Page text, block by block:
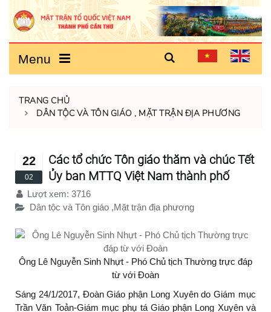
Menu
TRANG CHỦ
DÂN TỘC VÀ TÔN GIÁO , MẶT TRẬN ĐỊA PHƯƠNG
22
02
Các tổ chức Tôn giáo thăm và chúc Tết
Ủy ban MTTQ Việt Nam thành phố
Lượt xem: 3716
Dân tộc và Tôn giáo ,Mặt trận địa phương
Ông Lê Nguyễn Sinh Nhựt - Phó Chủ tịch Thường trực đáp
từ với Đoàn
Sáng 24/1/2017, Đoàn Giáo phận Long Xuyên do Giám mục
Trần Văn Toản-Giám mục phụ tá Giáo phận Long Xuyên và